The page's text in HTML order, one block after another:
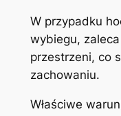
W przypadku
wybiegu,
przestrzeni, co
zachowaniu.
Właściwe